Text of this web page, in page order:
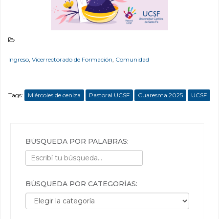
Ingreso, Vicerrectorado de Formación, Comunidad
Tags: Miércoles de ceniza Pastoral UCSF Cuaresma 2025 UCSF
BÚSQUEDA POR PALABRAS:
BÚSQUEDA POR CATEGORÍAS:
Búsqueda por categorías: